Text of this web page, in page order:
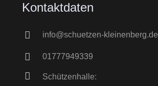
Kontaktdaten
info@schuetzen-kleinenberg.de
01777949339
Schützenhalle: